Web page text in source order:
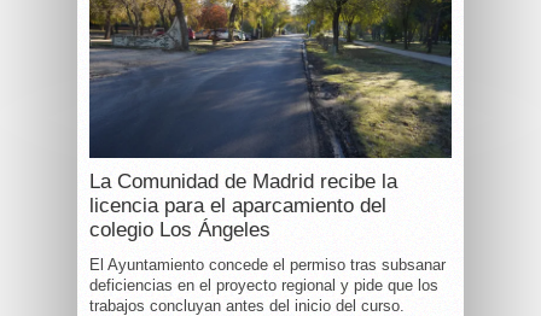
La Comunidad de Madrid recibe la
licencia para el aparcamiento del
colegio Los Ángeles
El Ayuntamiento concede el permiso tras subsanar
deficiencias en el proyecto regional y pide que los
trabajos concluyan antes del inicio del curso.